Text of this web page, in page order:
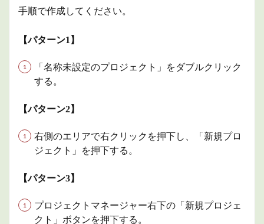
手順で作成してください。
【パターン1】
「名称未設定のプロジェクト」をダブルクリック
する。
【パターン2】
右側のエリアで右クリックを押下し、「新規プロ
ジェクト」を押下する。
【パターン3】
プロジェクトマネージャー右下の「新規プロジェ
クト」ボタンを押下する。